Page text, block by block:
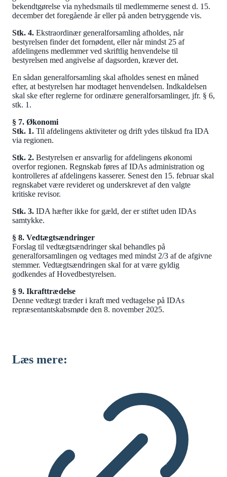
bekendtgørelse via nyhedsmails til medlemmerne senest d. 15.
december det foregående år eller på anden betryggende vis.
Stk. 4. Ekstraordinær generalforsamling afholdes, når
bestyrelsen finder det fornødent, eller når mindst 25 af
afdelingens medlemmer ved skriftlig henvendelse til
bestyrelsen med angivelse af dagsorden, kræver det.
En sådan generalforsamling skal afholdes senest en måned
efter, at bestyrelsen har modtaget henvendelsen. Indkaldelsen
skal ske efter reglerne for ordinære generalforsamlinger, jfr. § 6,
stk. 1.
§ 7. Økonomi
Stk. 1. Til afdelingens aktiviteter og drift ydes tilskud fra IDA
via regionen.
Stk. 2. Bestyrelsen er ansvarlig for afdelingens økonomi
overfor regionen. Regnskab føres af IDAs administration og
kontrolleres af afdelingens kasserer. Senest den 15. februar skal
regnskabet være revideret og underskrevet af den valgte
kritiske revisor.
Stk. 3. IDA hæfter ikke for gæld, der er stiftet uden IDAs
samtykke.
§ 8. Vedtægtsændringer
Forslag til vedtægtsændringer skal behandles på
generalforsamlingen og vedtages med mindst 2/3 af de afgivne
stemmer. Vedtægtsændringen skal for at være gyldig
godkendes af Hovedbestyrelsen.
§ 9. Ikrafttrædelse
Denne vedtægt træder i kraft med vedtagelse på IDAs
repræsentantskabsmøde den 8. november 2025.
Læs mere: